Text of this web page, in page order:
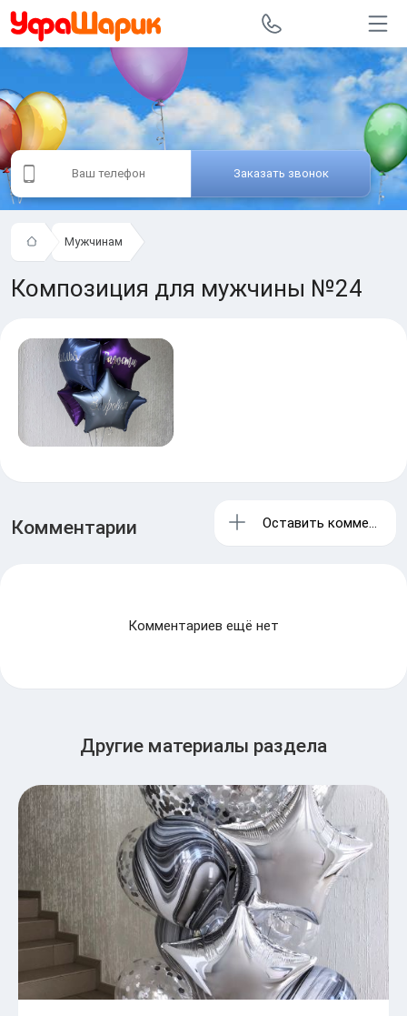
Заказать звонок
Мужчинам
Композиция для мужчины №24
Комментарии Оставить
Комментариев ещё нет
Другие материалы раздела